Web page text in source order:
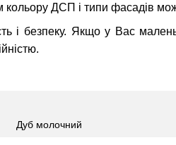
ДСП і типи фасадів
і безпеку. Якщо у Вас
Дуб молочний